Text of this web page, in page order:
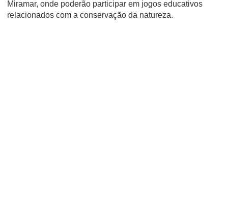
Miramar, onde poderão participar em jogos educativos
relacionados com a conservação da natureza.